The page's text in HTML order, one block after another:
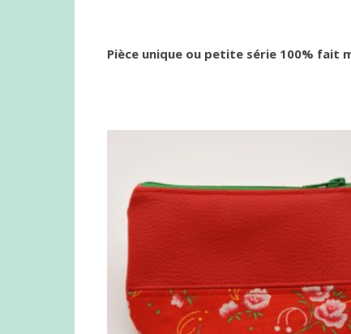
Pièce unique ou petite série 100% fait